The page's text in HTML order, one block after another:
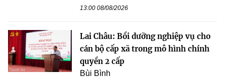
13:00 08/08/2026
Lai Châu: Bồi dưỡng nghiệp vụ cho
cán bộ cấp xã trong mô hình chính
quyền 2 cấp
Bùi Bình